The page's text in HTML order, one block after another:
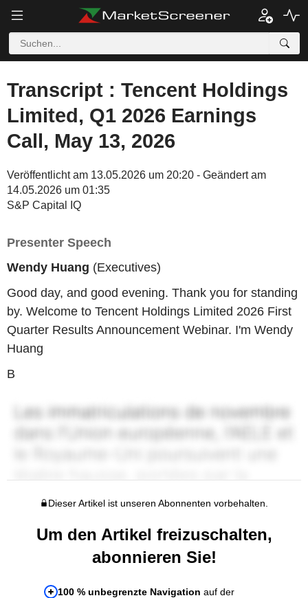
Transcript : Tencent Holdings
Limited, Q1 2026 Earnings
Call, May 13, 2026
Veröffentlicht am 13.05.2026 um 20:20 - Geändert am
14.05.2026 um 01:35
S&P Capital IQ
Presenter Speech
Wendy Huang (Executives)
Good day, and good evening. Thank you for standing
by. Welcome to Tencent Holdings Limited 2026 First
Quarter Results Announcement Webinar. I'm Wendy
Huang
B
Dieser Artikel ist unseren Abonnenten vorbehalten.
Um den Artikel freizuschalten,
abonnieren Sie!
100 % unbegrenzte Navigation auf der